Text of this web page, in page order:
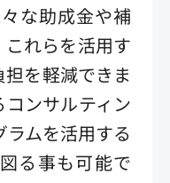
な助成金や補
れらを活用す
を軽減できま
ンサルティン
ムを活用する
る事も可能で